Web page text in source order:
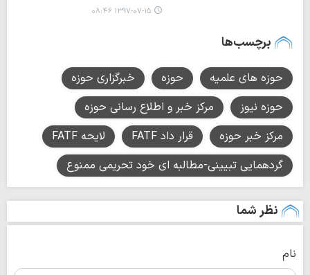
۱۳۹۷-۰۷-۱۵ ۰۸:۴۶
برچسب‌ها
حوزه های علمیه حوزه
خبرگزاری حوزه
حوزه نیوز
مرکز خبر و اطلاع رسانی حوزه
مرکز خبر حوزه
قرار داد FATF
لایحه FATF
گردهمایی تبیینی-مطالبه ای خود تحریمی ممنوع
نظر شما
نام